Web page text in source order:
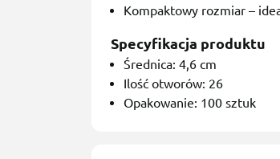
Kompaktowy rozmiar –
Specyfikacja produktu
Średnica: 4,6 cm
Ilość otworów: 26
Opakowanie: 100 sztuk